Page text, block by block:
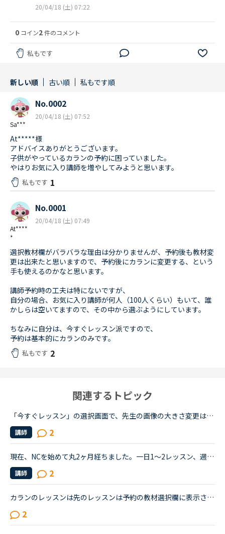
20/04/18 (土) 07:22
0 コイン2件のコメント
私もです
新しい順 古い順 私もです順
Sa***
No.0002
20/04/18 (土) 07:52
At*****様
アドバイスありがとうございます。
子供がやっているカランの予約に困っていました。
やはりお気に入り講師を増やしてみようと思います。
私もです 1
At****
*
No.0001
20/04/18 (土) 07:49
選択教材欄がバラバラな理由は分かりませんが、予約後も教材変
更は出来たと思いますので、予約後にカランに変更する、という
手も使えるのかなと思います。
講師予約時の工夫は特にないですが、
自分の場合、お気に入り講師が何人（100人くらい）もいて、誰
かしらは空いてますので、その中から選ぶようにしています。
ちなみに自分は、今すぐレッスン派ですので、
予約は基本的にカランのみです。
私もです 2
関連するトピック
「今すぐレッスン」の選択画面で、先生の画像の大きさ変更はできませんか？★★★ スマホのアンドロイドのアプリで受講しています。昨日、アプリのアップデートをしてから、アプリ内が少し変わりました。そして、今...
講師 2
現在、NCを始めて丸2ヶ月経ちました。一日1〜2レッスン、週に4日くらいしか出来ないのですが、文法中級、実践発音中級をやっています。私は文法テキストのエクササイズで、習った文法を使って自分で例文を作る部...
講師 2
カランのレッスンは先のレッスンは予約の教材選択欄に表示されませんか？本日２回目のレッスンを受けますが先に３回目、４回目のレッスンの予約をしたいです。受講してからでないと表示されないようになっている...
2